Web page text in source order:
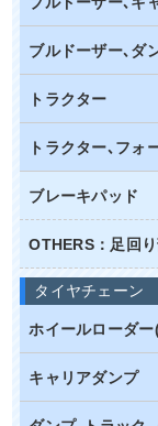
ブルドーザー､ダ
トラクター
トラクター､フォ
ブレーキパッド
OTHERS：足回
タイヤチェーン
ホイールローダ
キャリアダンプ